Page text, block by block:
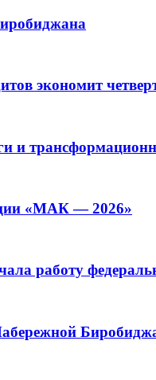
экономит
и
«МАК — 2026»
работу